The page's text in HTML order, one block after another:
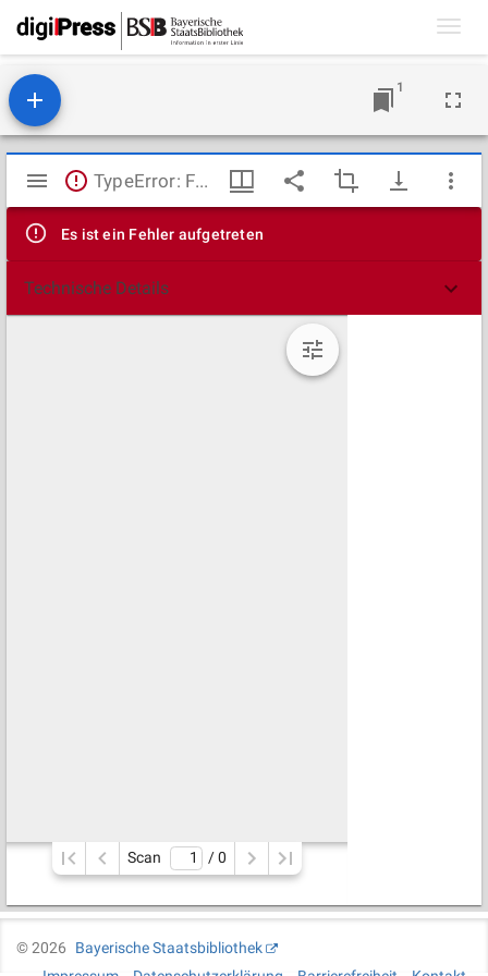
1
Mirador
Viewer
TypeError: Failed to fetch
Es ist ein Fehler aufgetreten
Technische Details
Scan / 0
©2026
Bayerische Staatsbibliothek